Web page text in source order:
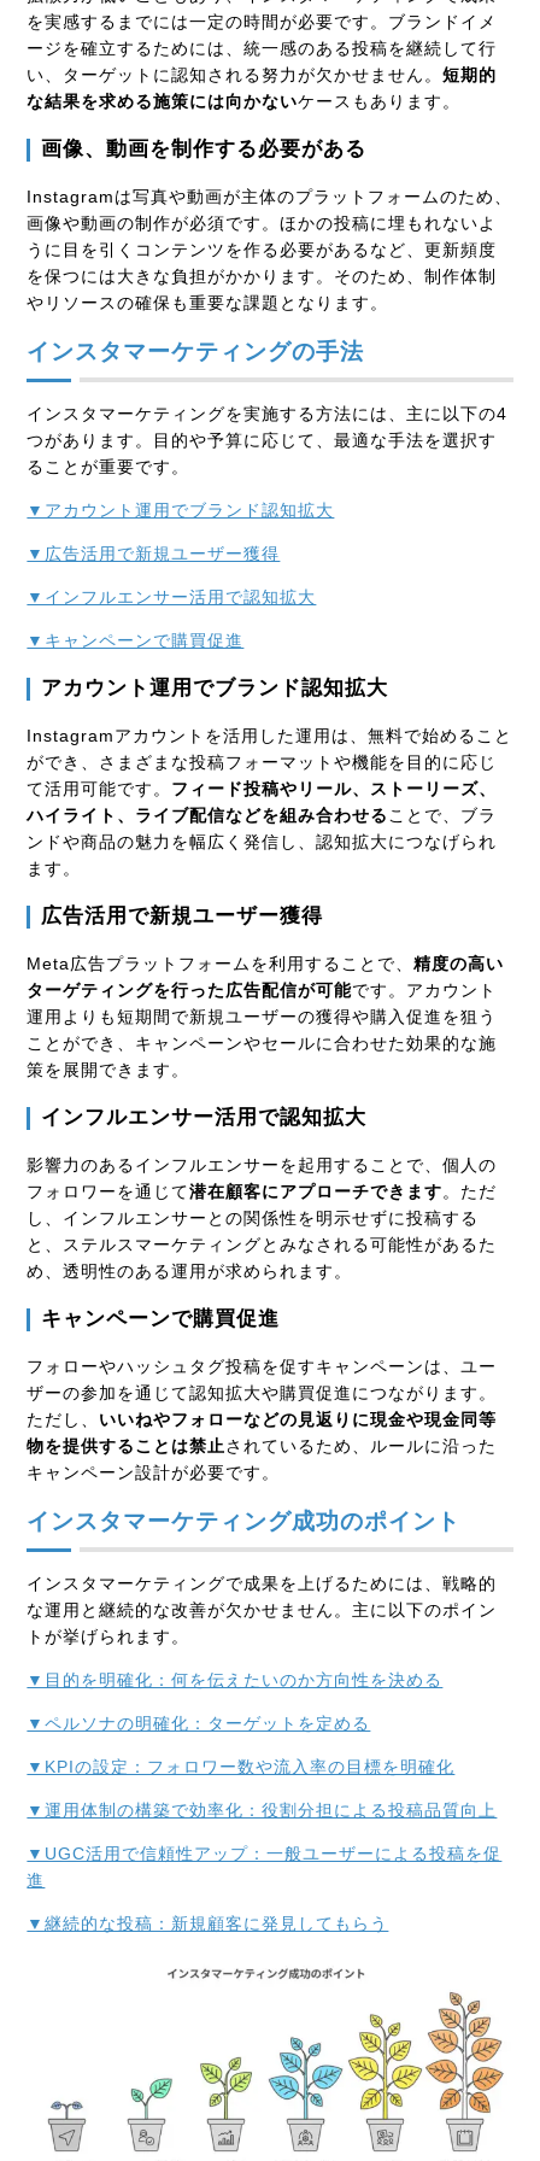
を実感するまでには一定の時間が必要です。ブランドイメ
ージを確立するためには、統一感のある投稿を継続して行
い、ターゲットに認知される努力が欠かせません。短期的
な結果を求める施策には向かないケースもあります。
画像、動画を制作する必要がある
Instagramは写真や動画が主体のプラットフォームのため、
画像や動画の制作が必須です。ほかの投稿に埋もれないよ
うに目を引くコンテンツを作る必要があるなど、更新頻度
を保つには大きな負担がかかります。そのため、制作体制
やリソースの確保も重要な課題となります。
インスタマーケティングの手法
インスタマーケティングを実施する方法には、主に以下の4
つがあります。目的や予算に応じて、最適な手法を選択す
ることが重要です。
▼アカウント運用でブランド認知拡大
▼広告活用で新規ユーザー獲得
▼インフルエンサー活用で認知拡大
▼キャンペーンで購買促進
アカウント運用でブランド認知拡大
Instagramアカウントを活用した運用は、無料で始めること
ができ、さまざまな投稿フォーマットや機能を目的に応じ
て活用可能です。 フィード投稿やリール、ストーリーズ、
ハイライト、ライブ配信などを組み合わせる ことで、ブラ
ンドや商品の魅力を幅広く発信し、認知拡大につなげられ
ます。
広告活用で新規ユーザー獲得
Meta広告プラットフォームを利用することで、精度の高い
ターゲティングを行った広告配信が可能です。アカウント
運用よりも短期間で新規ユーザーの獲得や購入促進を狙う
ことができ、キャンペーンやセールに合わせた効果的な施
策を展開できます。
インフルエンサー活用で認知拡大
影響力のあるインフルエンサーを起用することで、個人の
フォロワーを通じて潜在顧客にアプローチできます。ただ
し、インフルエンサーとの関係性を明示せずに投稿する
と、ステルスマーケティングとみなされる可能性があるた
め、透明性のある運用が求められます。
キャンペーンで購買促進
フォローやハッシュタグ投稿を促すキャンペーンは、ユー
ザーの参加を通じて認知拡大や購買促進につながります。
ただし、 いいねやフォローなどの見返りに現金や現金同等
物を提供することは禁止されているため、ルールに沿った
キャンペーン設計が必要です。
インスタマーケティング成功のポイント
インスタマーケティングで成果を上げるためには、戦略的
な運用と継続的な改善が欠かせません。主に以下のポイン
トが挙げられます。
▼目的を明確化：何を伝えたいのか方向性を決める
▼ペルソナの明確化：ターゲットを定める
▼KPIの設定：フォロワー数や流入率の目標を明確化
▼運用体制の構築で効率化：役割分担による投稿品質向上
▼UGC活用で信頼性アップ：一般ユーザーによる投稿を促
進
▼継続的な投稿：新規顧客に発見してもらう